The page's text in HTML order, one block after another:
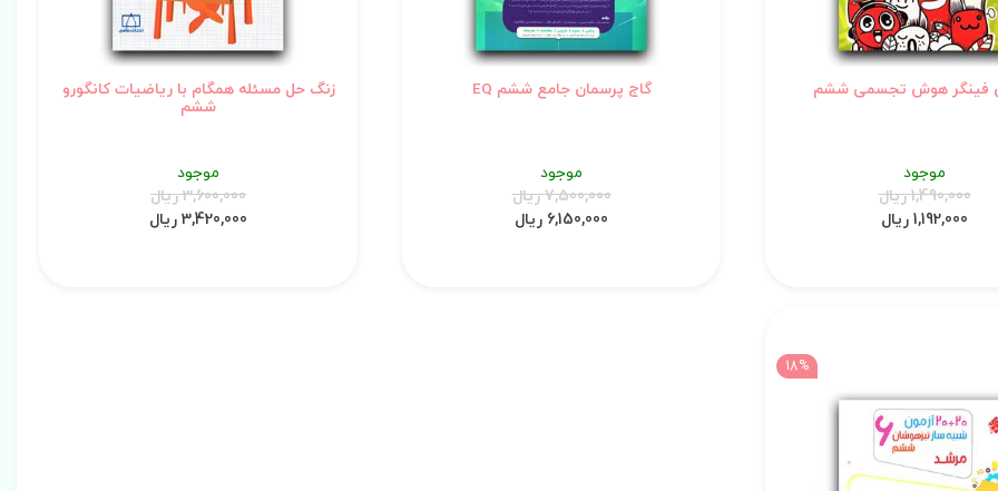
فینگر هوش تجسمی ششم
موجود
1,490,000 ریال
1,192,000 ریال
گاج پرسمان جامع ششم EQ
موجود
7,500,000 ریال
6,150,000 ریال
زنگ حل مسئله همگام با ریاضیات کانگورو
ششم
موجود
3,600,000 ریال
3,420,000 ریال
18%